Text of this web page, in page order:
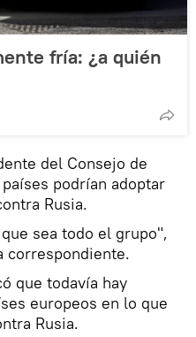
fría: ¿a quién
del Consejo de
podrían adoptar
Rusia.
sea todo el grupo",
correspondiente.
que todavía hay
europeos en lo que
Rusia.